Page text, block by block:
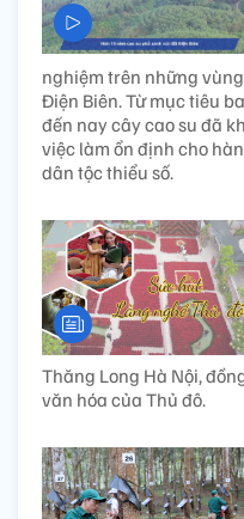
nghiệm trên những
Điện Biên. Từ mục tiêu
đến nay cây cao su đã
việc làm ổn định cho
dân tộc thiểu số.
Thăng Long Hà Nội,
văn hóa của Thủ đô.